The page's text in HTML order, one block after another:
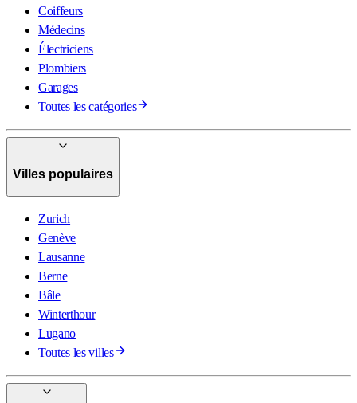
Coiffeurs
Médecins
Électriciens
Plombiers
Garages
Toutes les catégories
Villes populaires
Zurich
Genève
Lausanne
Berne
Bâle
Winterthour
Lugano
Toutes les villes